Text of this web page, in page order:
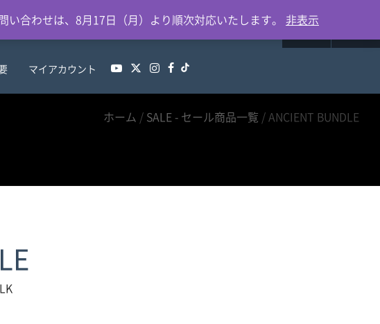
マイアカウント
ホーム / SALE - セール商品一覧 / ANCIENT BUNDLE
合わせは、8月17日（月）より順次対応いたします。 非表示